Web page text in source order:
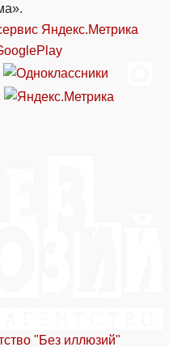
Яндекс.Метрика
"Без иллюзий"